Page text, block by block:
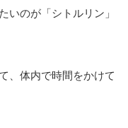
いのが「シトルリン」
、体内で時間をかけて